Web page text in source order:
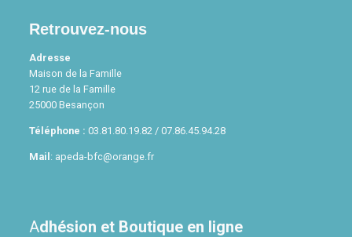
Retrouvez-nous
Adresse
Maison de la Famille
12 rue de la Famille
25000 Besançon
Téléphone : 03.81.80.19.82 / 07.86.45.94.28
Mail : apeda-bfc@orange.fr
Adhésion et Boutique en ligne